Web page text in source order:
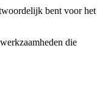
bent voor het
die